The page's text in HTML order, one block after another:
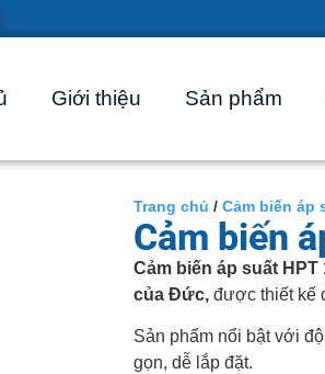
Giới thiệu Sản phẩm
Trang chủ / Cảm biến áp
Cảm biến
Cảm biến áp suất HPT
của Đức,được thiết kế
Sản phẩm nổi bật với
gọn, dễ lắp đặt.